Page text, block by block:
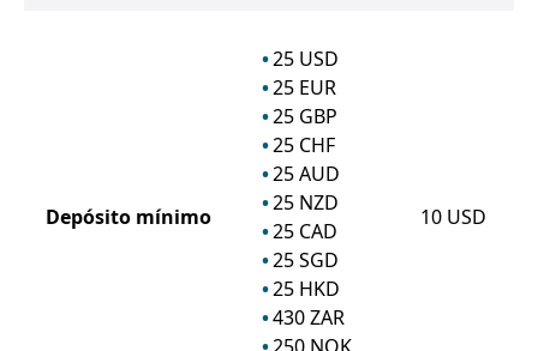
Depósito mínimo
25 USD
25 EUR
25 GBP
25 CHF
25 AUD
25 NZD
25 CAD
25 SGD
25 HKD
430 ZAR
10 USD